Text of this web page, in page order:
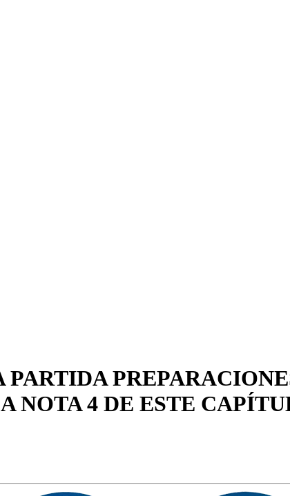
NOTA 4 DE ESTE